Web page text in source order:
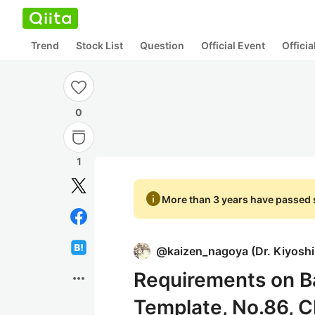
Trend Stock List Question Official Event
0
1
more_horiz
infoMore than 3 years have passed
@kaizen_nagoya (Dr.
Requirements on
Template, No.86,